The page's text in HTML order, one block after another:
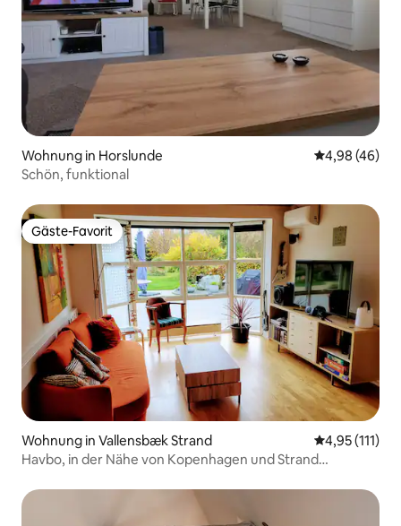
Wohnung in Horslunde
4,98 (46)
Schön, funktional
Gäste-Favorit
Gäste-Favorit
Wohnung in Vallensbæk Strand
4,95 (111)
Havbo, in der Nähe von Kopenhagen und Strand